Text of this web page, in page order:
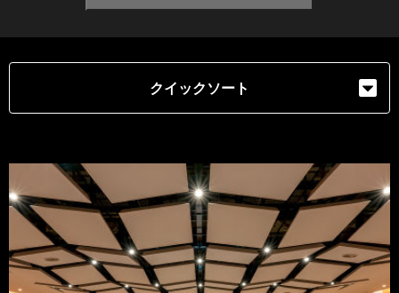
クイックソート